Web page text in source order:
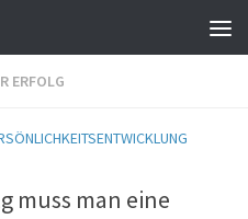
ERFOLG
muss man eine